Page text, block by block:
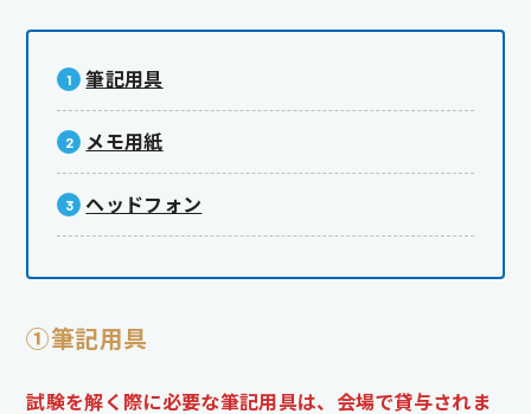
筆記用具
メモ用紙
ヘッドフォン
①筆記用具
試験を解く際に必要な筆記用具は、会場で貸与されま